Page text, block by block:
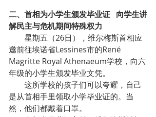
二、首相为小学生颁发毕业证   向学生讲
解民主与危机期间特殊权力
邀前往埃诺省Lessines市的René
Magritte Royal Athenaeum学校，向六
年级的小学生颁发毕业文凭。
是从首相手里领取小学毕业证的。当
然，他们都戴着口罩。